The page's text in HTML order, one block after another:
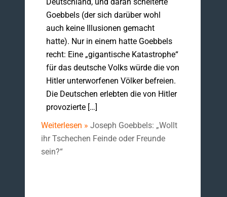
Goebbels (der sich darüber wohl
auch keine Illusionen gemacht
hatte). Nur in einem hatte Goebbels
recht: Eine „gigantische Katastrophe“
für das deutsche Volks würde die von
Hitler unterworfenen Völker befreien.
Die Deutschen erlebten die von Hitler
provozierte […]
Weiterlesen » Joseph Goebbels: „Wollt
ihr Tschechen Feinde oder Freunde
sein?“